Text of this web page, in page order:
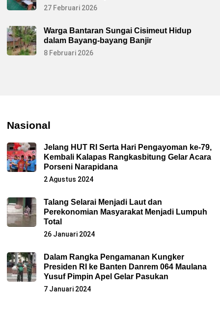
27 Februari 2026
Warga Bantaran Sungai Cisimeut Hidup
dalam Bayang-bayang Banjir
8 Februari 2026
Nasional
Jelang HUT RI Serta Hari Pengayoman ke-79,
Kembali Kalapas Rangkasbitung Gelar Acara
Porseni Narapidana
2 Agustus 2024
Talang Selarai Menjadi Laut dan
Perekonomian Masyarakat Menjadi Lumpuh
Total
26 Januari 2024
Dalam Rangka Pengamanan Kungker
Presiden RI ke Banten Danrem 064 Maulana
Yusuf Pimpin Apel Gelar Pasukan
7 Januari 2024